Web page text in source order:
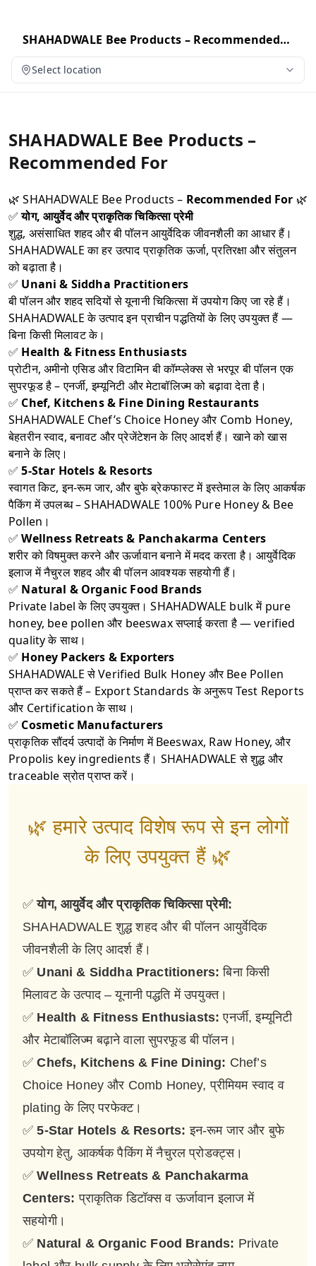
SHAHADWALE Bee Products – Recommended
For
Select location
SHAHADWALE Bee Products –
Recommended For
🌿 SHAHADWALE Bee Products – Recommended For 🌿
✅योग, आयुर्वेद और प्राकृतिक चिकित्सा प्रेमी
शुद्ध, असंसाधित शहद और बी पॉलन आयुर्वेदिक जीवनशैली का आधार हैं।
SHAHADWALE का हर उत्पाद प्राकृतिक ऊर्जा, प्रतिरक्षा और संतुलन
को बढ़ाता है।
✅ Unani & Siddha Practitioners
बी पॉलन और शहद सदियों से यूनानी चिकित्सा में उपयोग किए जा रहे हैं।
SHAHADWALE के उत्पाद इन प्राचीन पद्धतियों के लिए उपयुक्त हैं —
बिना किसी मिलावट के।
✅ Health & Fitness Enthusiasts
प्रोटीन, अमीनो एसिड और विटामिन बी कॉम्प्लेक्स से भरपूर बी पॉलन एक
सुपरफूड है – एनर्जी, इम्यूनिटी और मेटाबॉलिज्म को बढ़ावा देता है।
✅ Chef, Kitchens & Fine Dining Restaurants
SHAHADWALE Chef’s Choice Honey और Comb Honey,
बेहतरीन स्वाद, बनावट और प्रेजेंटेशन के लिए आदर्श हैं। खाने को खास
बनाने के लिए।
✅5-Star Hotels & Resorts
स्वागत किट, इन-रूम जार, और बुफे ब्रेकफास्ट में इस्तेमाल के लिए आकर्षक
पैकिंग में उपलब्ध – SHAHADWALE 100% Pure Honey & Bee
Pollen।
✅Wellness Retreats & Panchakarma Centers
शरीर को विषमुक्त करने और ऊर्जावान बनाने में मदद करता है। आयुर्वेदिक
इलाज में नैचुरल शहद और बी पॉलन आवश्यक सहयोगी हैं।
✅ Natural & Organic Food Brands
Private label के लिए उपयुक्त। SHAHADWALE bulk में pure
honey, bee pollen और beeswax सप्लाई करता है — verified
quality के साथ।
✅ Honey Packers & Exporters
SHAHADWALE से Verified Bulk Honey और Bee Pollen
प्राप्त कर सकते हैं – Export Standards के अनुरूप Test Reports
और Certification के साथ।
✅ Cosmetic Manufacturers
प्राकृतिक सौंदर्य उत्पादों के निर्माण में Beeswax, Raw Honey, और
Propolis key ingredients हैं। SHAHADWALE से शुद्ध और
traceable स्रोत प्राप्त करें।
🌿 हमारे उत्पाद विशेष रूप से इन लोगों
के लिए उपयुक्त हैं 🌿
✅योग, आयुर्वेद और प्राकृतिक चिकित्सा प्रेमी:
SHAHADWALE शुद्ध शहद और बी पॉलन आयुर्वेदिक
जीवनशैली के लिए आदर्श हैं।
✅ Unani & Siddha Practitioners: बिना किसी
मिलावट के उत्पाद – यूनानी पद्धति में उपयुक्त।
✅ Health & Fitness Enthusiasts: एनर्जी, इम्यूनिटी
और मेटाबॉलिज्म बढ़ाने वाला सुपरफूड बी पॉलन।
✅Chefs, Kitchens & Fine Dining: Chef’s
Choice Honey और Comb Honey, प्रीमियम स्वाद व
plating के लिए परफेक्ट।
✅5-Star Hotels & Resorts: इन-रूम जार और बुफे
उपयोग हेतु, आकर्षक पैकिंग में नैचुरल प्रोडक्ट्स।
✅Wellness Retreats & Panchakarma
Centers: प्राकृतिक डिटॉक्स व ऊर्जावान इलाज में
सहयोगी।
✅ Natural & Organic Food Brands: Private